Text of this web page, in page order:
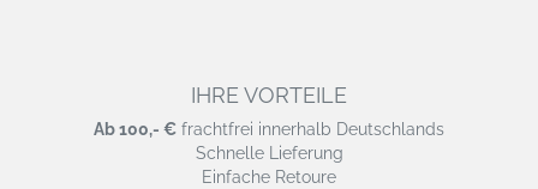
IHRE VORTEILE
Ab 100,- € frachtfrei innerhalb Deutschlands
Schnelle Lieferung
Einfache Retoure